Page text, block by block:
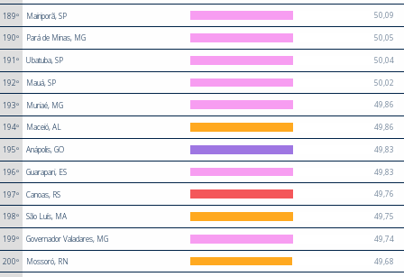
189º Mairiporã, SP 50,09
190º Pará de Minas, MG 50,05
191º Ubatuba, SP 50,04
192º Mauá, SP 50,02
193º Muriaé, MG 49,86
194º Maceió, AL 49,86
195º Anápolis, GO 49,83
196º Guarapari, ES 49,83
197º Canoas, RS 49,76
198º São Luís, MA 49,75
199º Governador Valadares, MG 49,74
200º Mossoró, RN 49,68